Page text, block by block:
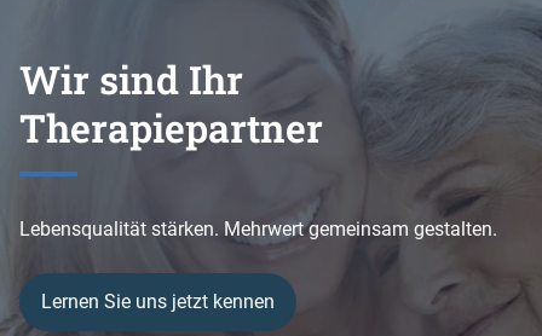
Wir sind Ihr
Therapiepartner
Lebensqualität stärken. Mehrwert gemeinsam gestalten.
Lernen Sie uns jetzt kennen
Ein selbstbestimmtes
Leben mit Diabetes
Mehr erfahren
Online-Test zur
Schlafapnoe
Test starten
Außerklinische
Intensivpflege
IC Home 24 kennenlernen!